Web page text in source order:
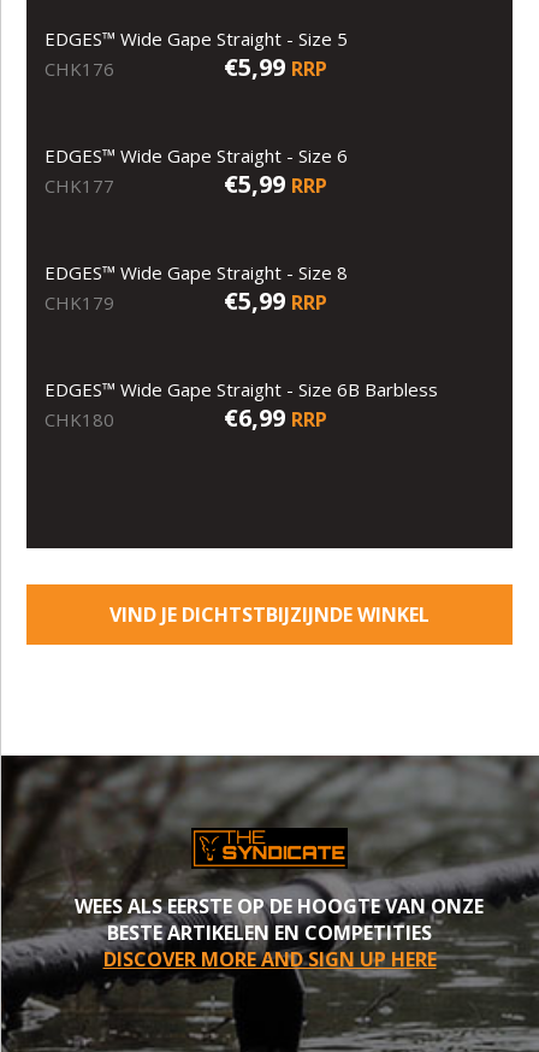
EDGES™ Wide Gape Straight - Size 5
CHK176
€5,99 RRP
EDGES™ Wide Gape Straight - Size 6
CHK177
€5,99 RRP
EDGES™ Wide Gape Straight - Size 8
CHK179
€5,99 RRP
EDGES™ Wide Gape Straight - Size 6B Barbless
CHK180
€6,99 RRP
VIND JE DICHTSTBIJZIJNDE WINKEL
WEES ALS EERSTE OP DE HOOGTE VAN ONZE
BESTE ARTIKELEN EN COMPETITIES
DISCOVER MORE AND SIGN UP HERE